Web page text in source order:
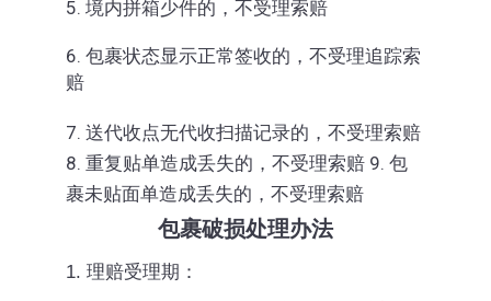
5. 境内拼箱少件的，不受理索赔
6. 包裹状态显示正常签收的，不受理追踪索
赔
7. 送代收点无代收扫描记录的， 不受理索赔
8. 重复贴单造成丢失的， 不受理索赔 9. 包
裹未贴面单造成丢失的， 不受理索赔
包裹破损处理办法
1. 理赔受理期：